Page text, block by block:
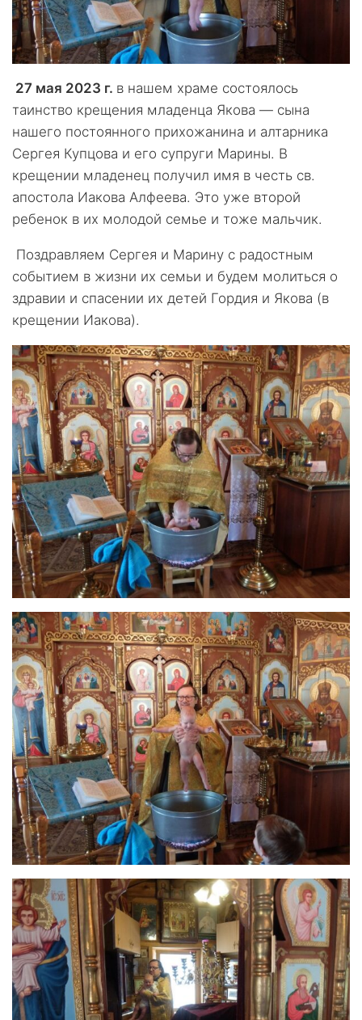
27 мая 2023 г. в нашем храме состоялось
таинство крещения младенца Якова — сына
нашего постоянного прихожанина и алтарника
Сергея Купцова и его супруги Марины. В
крещении младенец получил имя в честь св.
апостола Иакова Алфеева. Это уже второй
ребенок в их молодой семье и тоже мальчик.
Поздравляем Сергея и Марину с радостным
событием в жизни их семьи и будем молиться о
здравии и спасении их детей Гордия и Якова (в
крещении Иакова).